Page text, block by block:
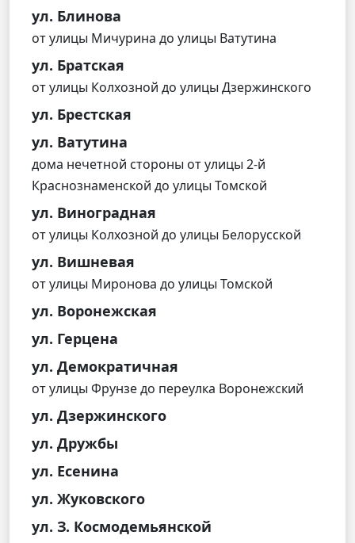
ул. Блинова
от улицы Мичурина до улицы Ватутина
ул. Братская
от улицы Колхозной до улицы Дзержинского
ул. Брестская
ул. Ватутина
дома нечетной стороны от улицы 2-й
Краснознаменской до улицы Томской
ул. Виноградная
от улицы Колхозной до улицы Белорусской
ул. Вишневая
от улицы Миронова до улицы Томской
ул. Воронежская
ул. Герцена
ул. Демократичная
от улицы Фрунзе до переулка Воронежский
ул. Дзержинского
ул. Дружбы
ул. Есенина
ул. Жуковского
ул. З. Космодемьянской